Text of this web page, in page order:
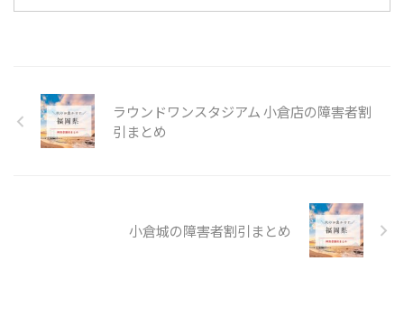
確認ください。公式
URLhttps://kurumekoen.org/nag
ato/nagato_eigyo/
ラウンドワンスタジアム 小倉店の障害者割
引まとめ
小倉城の障害者割引まとめ